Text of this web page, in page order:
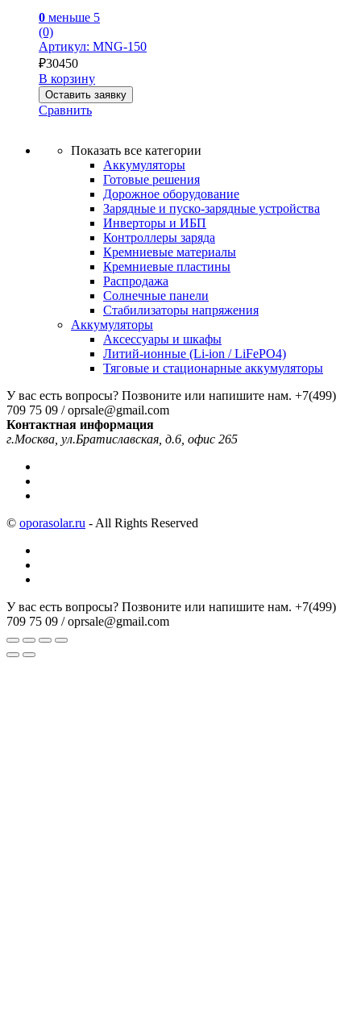
0 меньше 5
(0)
Артикул: MNG-150
₽30450
В корзину
Оставить заявку
Сравнить
Показать все категории
Аккумуляторы
Готовые решения
Дорожное оборудование
Зарядные и пуско-зарядные устройства
Инверторы и ИБП
Контроллеры заряда
Кремниевые материалы
Кремниевые пластины
Распродажа
Солнечные панели
Стабилизаторы напряжения
Аккумуляторы
Аксессуары и шкафы
Литий-ионные (Li-ion / LiFePO4)
Тяговые и стационарные аккумуляторы
У вас есть вопросы? Позвоните или напишите нам. +7(499)
709 75 09 / oprsale@gmail.com
Контактная информация
г.Москва, ул.Братиславская, д.6, офис 265
© oporasolar.ru - All Rights Reserved
У вас есть вопросы? Позвоните или напишите нам. +7(499)
709 75 09 / oprsale@gmail.com